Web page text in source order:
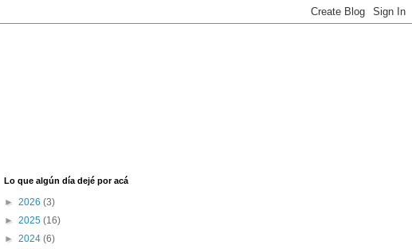
Lo que algún día dejé por acá
► 2026 (3)
► 2025 (16)
► 2024 (6)